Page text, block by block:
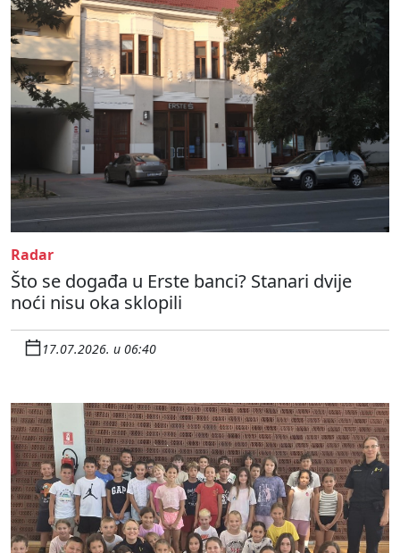
Radar
Što se događa u Erste banci? Stanari dvije
noći nisu oka sklopili
17.07.2026. u 06:40